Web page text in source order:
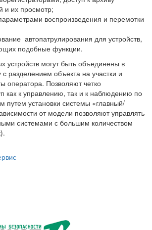
и их просмотр;
воспроизведения и перемотки
автопатрулирования для устройств,
подобные функции.
устройств могут быть объединены в
разделением объекта на участки и
оператора. Позволяют четко
как к управлению, так и к наблюдению по
путем установки системы «главный/
от модели позволяют управлять
системами с большим количеством